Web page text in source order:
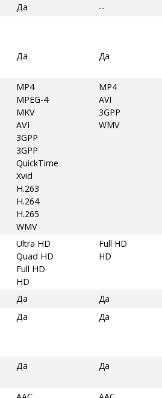
Да --
Да Да
MP4
MPEG-4
MKV
AVI
3GPP
3GPP
QuickTime
Xvid
H.263
H.264
H.265
WMV
MP4
AVI
3GPP
WMV
Ultra HD
Quad HD
Full HD
HD
Full HD
HD
Да
Да
Да Да
Да Да